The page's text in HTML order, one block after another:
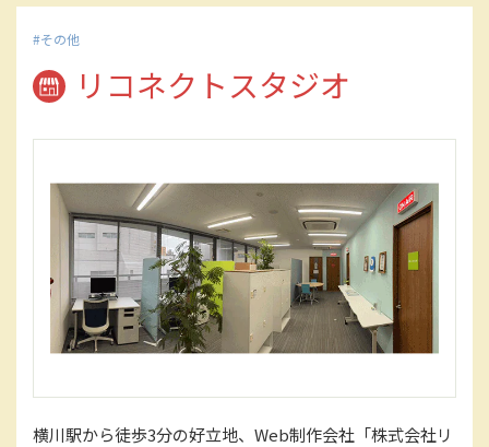
その他
リコネクトスタジオ
横川駅から徒歩3分の好立地、Web制作会社「株式会社リ